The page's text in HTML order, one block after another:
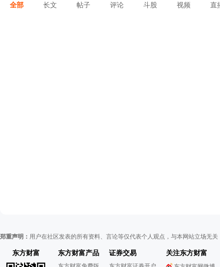
全部 长文 帖子 评论 斗股 视频 直
郑重声明： 用户在社区发表的所有资料、言论等仅代表个人观点，与本网站立场无
东方财富 东方财富产品 证券交易 关注东方财富